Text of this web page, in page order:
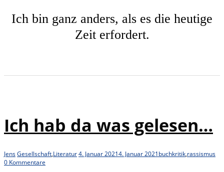
Ich bin ganz anders, als es die heutige
Zeit erfordert.
Ich hab da was gelesen…
JensGesellschaft,Literatur4. Januar 20214. Januar 2021buchkritik,rassismus
0 Kommentare